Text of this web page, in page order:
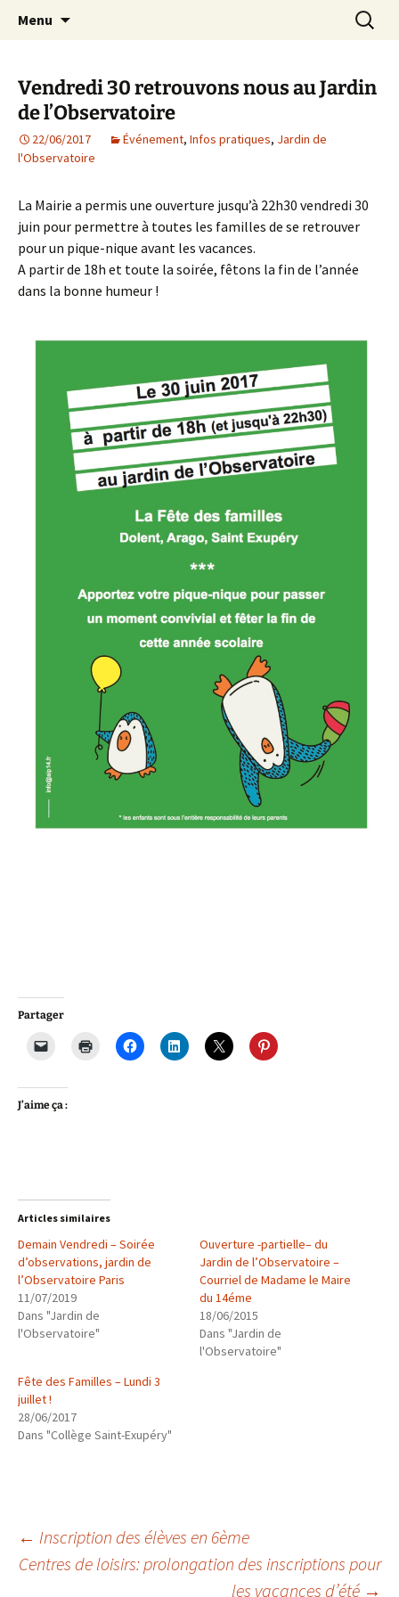
AIP Paris 14 – Association
Indépendante des Parents
d'élèves depuis 1981
Agit – s'Investit – Participe au service des
enfants du secteur scolaire Dolent-Arago-
Menu
Vendredi 30 retrouvons nous au Jardin
de l’Observatoire
22/06/2017 Événement, Infos pratiques, Jardin de
l'Observatoire
La Mairie a permis une ouverture jusqu’à 22h30 vendredi 30
juin pour permettre à toutes les familles de se retrouver
pour un pique-nique avant les vacances.
A partir de 18h et toute la soirée, fêtons la fin de l’année
dans la bonne humeur !
Partager
J’aime ça :
Articles similaires
Demain Vendredi – Soirée
d’observations, jardin de
l’Observatoire Paris
11/07/2019
Dans "Jardin de
l'Observatoire"
Ouverture -partielle– du
Jardin de l’Observatoire –
Courriel de Madame le Maire
du 14éme
18/06/2015
Dans "Jardin de
l'Observatoire"
Fête des Familles – Lundi 3
juillet !
28/06/2017
Dans "Collège Saint-Exupéry"
Navigation
← Inscription des élèves en 6ème
Centres de loisirs: prolongation des inscriptions pour
les vacances d’été →